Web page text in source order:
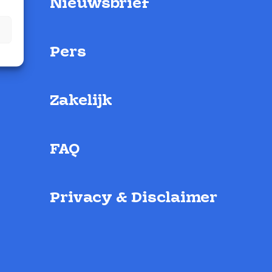
Nieuwsbrief
Pers
Zakelijk
FAQ
Privacy & Disclaimer